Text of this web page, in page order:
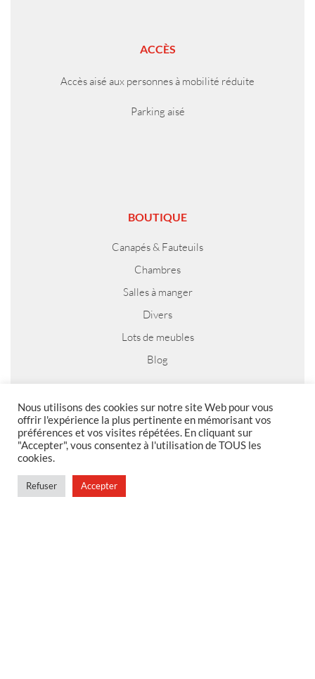
ACCÈS
Accès aisé aux personnes à mobilité réduite
Parking aisé
BOUTIQUE
Canapés & Fauteuils
Chambres
Salles à manger
Divers
Lots de meubles
Blog
MENTIONS LEGALES
Politique de confidentialité
Conditions générales de vente
Nous utilisons des cookies sur notre site Web pour vous
offrir l'expérience la plus pertinente en mémorisant vos
préférences et vos visites répétées. En cliquant sur
"Accepter", vous consentez à l'utilisation de TOUS les
cookies.
Refuser Accepter